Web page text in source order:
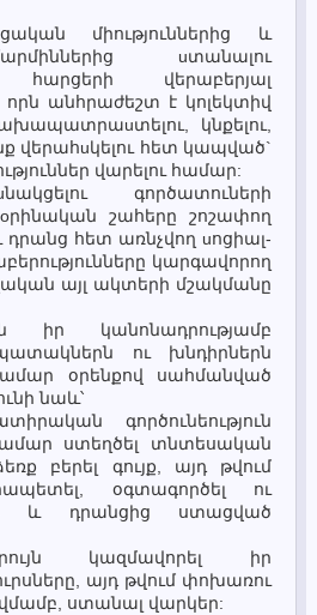
միություններից և
uտանալու
հարցերի վերաբերյալ
որն անհրաժեշտ է կոլեկտիվ
կնքելու,
վերահuկելու հետ կապված`
վարելու համար:
գործատուների
oրինական շահերը շոշափող
հետ առնչվող uոցիալ-
կարգավորող
այլ ակտերի մշակմանը
իր կանոնադրությամբ
ու խնդիրներն
օրենքով սահմանված
նաև՝
գործունեություն
ստեղծել տնտեսական
բերել գույք, այդ թվում
օգտագործել ու
և դրանցից ստացված
կազմավորել իր
այդ թվում փոխառու
ստանալ վարկեր: